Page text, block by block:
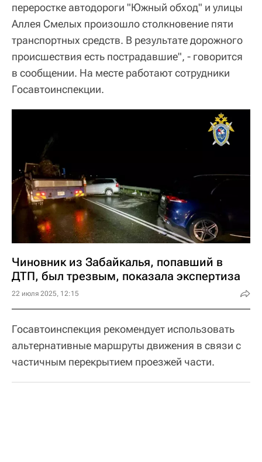
переростке автодороги "Южный обход" и улицы
Аллея Смелых произошло столкновение пяти
транспортных средств. В результате дорожного
происшествия есть пострадавшие", - говорится
в сообщении. На месте работают сотрудники
Госавтоинспекции.
Чиновник из Забайкалья, попавший в
ДТП, был трезвым, показала экспертиза
22 июля 2025, 12:15
Госавтоинспекция рекомендует использовать
альтернативные маршруты движения в связи с
частичным перекрытием проезжей части.